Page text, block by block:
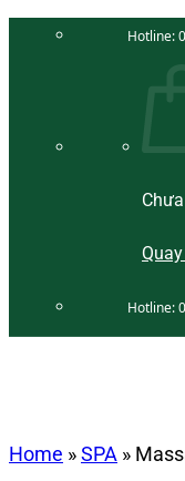
Hotline:
Hotline:
Home »SPA »